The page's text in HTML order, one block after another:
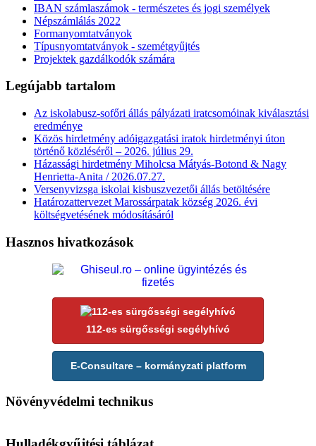
IBAN számlaszámok - természetes és jogi személyek
Népszámlálás 2022
Formanyomtatványok
Típusnyomtatványok - szemétgyűjtés
Projektek gazdálkodók számára
Legújabb tartalom
Az iskolabusz-sofőri állás pályázati iratcsomóinak kiválasztási
eredménye
Közös hirdetmény adóigazgatási iratok hirdetményi úton
történő közléséről – 2026. július 29.
Házassági hirdetmény Miholcsa Mátyás-Botond & Nagy
Henrietta-Anita / 2026.07.27.
Versenyvizsga iskolai kisbuszvezetői állás betöltésére
Határozattervezet Marossárpatak község 2026. évi
költségvetésének módosításáról
Hasznos hivatkozások
112-es sürgősségi segélyhívó
E-Consultare – kormányzati platform
Növényvédelmi technikus